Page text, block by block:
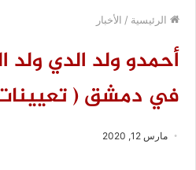
الرئيسية / الأخبار
أحمدو ولد الدي ولد
في دمشق ( تعيينات
مارس 12, 2020